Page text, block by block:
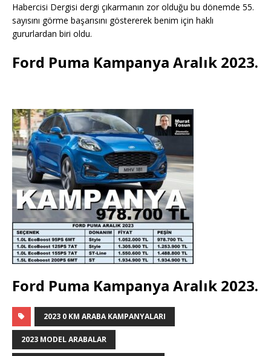
Habercisi Dergisi dergi çıkarmanın zor olduğu bu dönemde 55.
sayısını görme başarısını göstererek benim için haklı
gururlardan biri oldu.
Ford Puma Kampanya Aralık 2023.
Ford Puma Kampanya Aralık 2023.
2023 0 KM ARABA KAMPANYALARI
2023 MODEL ARABALAR